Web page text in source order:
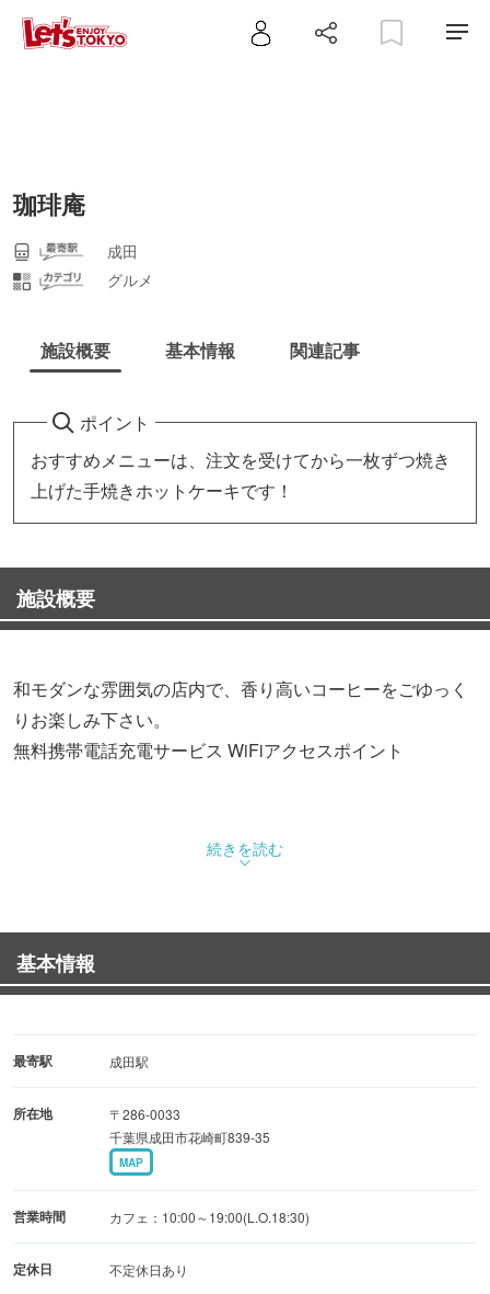
珈琲庵
成田
グルメ
施設概要 基本情報 関連記事
ポイント
おすすめメニューは、注文を受けてから一枚ずつ焼き
上げた手焼きホットケーキです！
施設概要
和モダンな雰囲気の店内で、香り高いコーヒーをごゆっく
りお楽しみ下さい。
無料携帯電話充電サービス WiFiアクセスポイント
続きを読む
基本情報
最寄駅 成田駅
所在地
〒286-0033
千葉県成田市花崎町839-35
MAP
営業時間 カフェ：10:00～19:00(L.O.18:30)
定休日 不定休日あり